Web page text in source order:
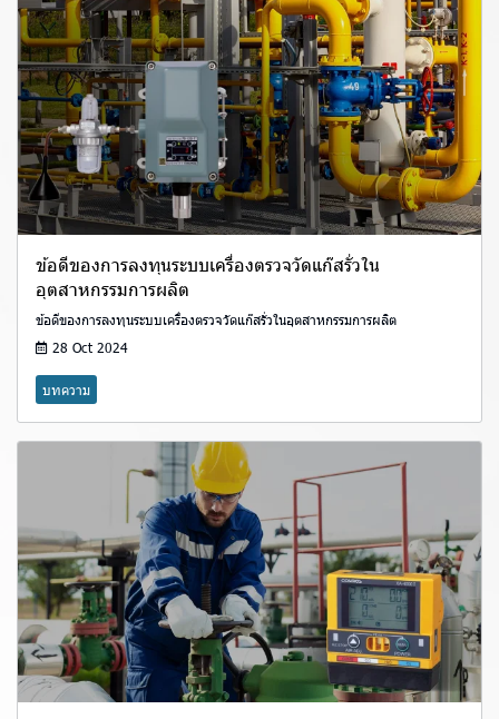
ข้อดีของการลงทุนระบบเครื่องตรวจวัดแก๊สรั่วใน
อุตสาหกรรมการผลิต
ข้อดีของการลงทุนระบบเครื่องตรวจวัดแก๊สรั่วในอุตสาหกรรมการผลิต
28 Oct 2024
บทความ